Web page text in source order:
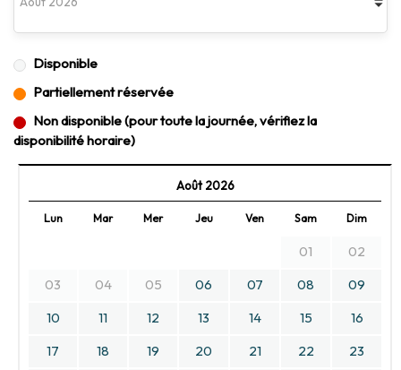
Disponible
Partiellement réservée
Non disponible (pour toute la journée, vérifiez la
disponibilité horaire)
Août 2026
Lun Mar Mer Jeu Ven Sam Dim
01
02
03
04 05 06 07 08
09
10
11 12 13 14 15
16
17
18 19 20 21 22
23